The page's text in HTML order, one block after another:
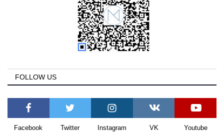
FOLLOW US
Facebook Twitter Instagram VK Youtube